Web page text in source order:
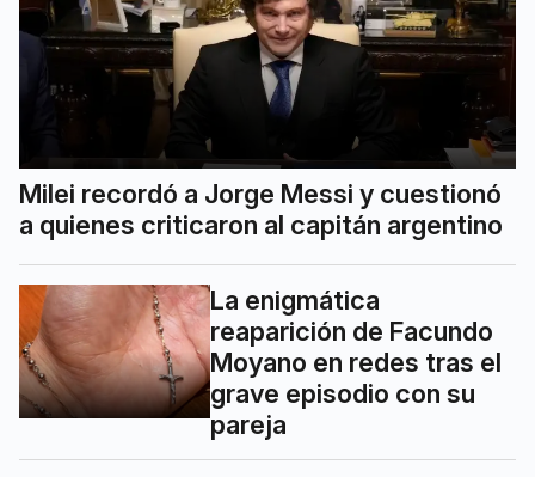
Milei recordó a Jorge Messi y cuestionó
a quienes criticaron al capitán argentino
La enigmática
reaparición de Facundo
Moyano en redes tras el
grave episodio con su
pareja